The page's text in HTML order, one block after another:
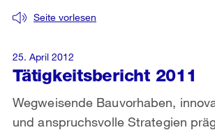
Tätigkeitsbericht 2011
Seite vorlesen
Wegweisende Bauvorhaben,
und anspruchsvolle Strategien
25. April 2012